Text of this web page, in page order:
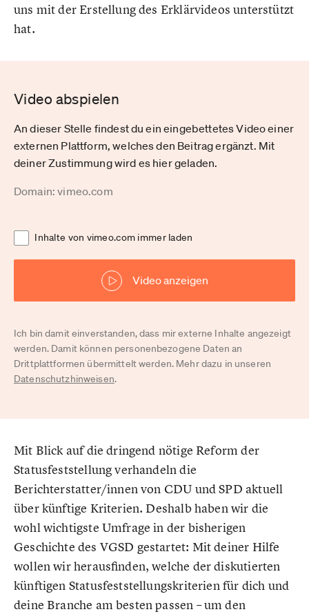
uns mit der Erstellung des Erklärvideos unterstützt
hat.
Video abspielen
An dieser Stelle findest du ein eingebettetes Video einer
externen Plattform, welches den Beitrag ergänzt. Mit
deiner Zustimmung wird es hier geladen.
Domain: vimeo.com
Inhalte von vimeo.com immer laden
Video anzeigen
Ich bin damit einverstanden, dass mir externe Inhalte angezeigt
werden. Damit können personenbezogene Daten an
Drittplattformen übermittelt werden. Mehr dazu in unseren
Datenschutzhinweisen.
Mit Blick auf die dringend nötige Reform der
Statusfeststellung verhandeln die
Berichterstatter/innen von CDU und SPD aktuell
über künftige Kriterien. Deshalb haben wir die
wohl wichtigste Umfrage in der bisherigen
Geschichte des VGSD gestartet: Mit deiner Hilfe
wollen wir herausfinden, welche der diskutierten
künftigen Statusfeststellungskriterien für dich und
deine Branche am besten passen – um den